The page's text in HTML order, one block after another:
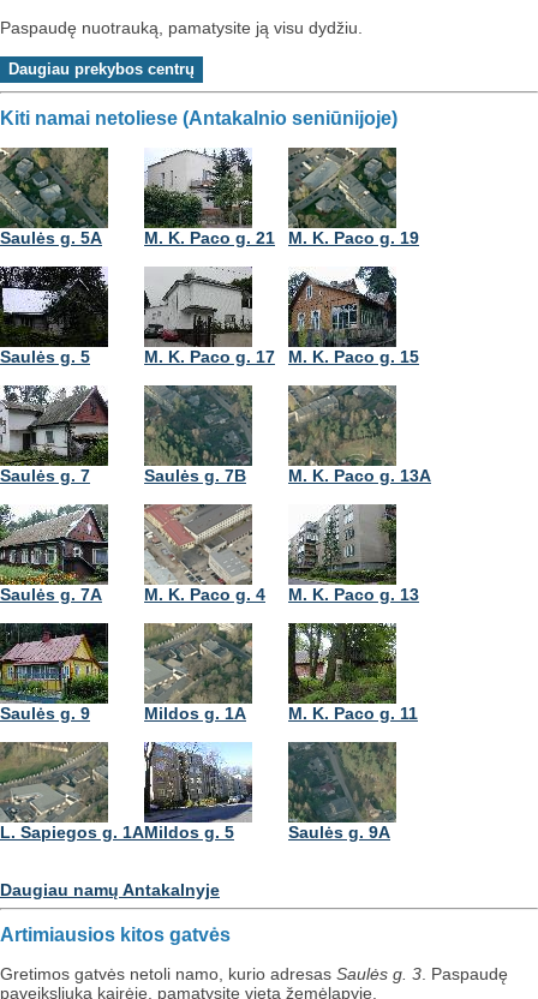
Paspaudę nuotrauką, pamatysite ją visu dydžiu.
Kiti namai netoliese (Antakalnio seniūnijoje)
Saulės g. 5A M. K. Paco g. 21 M. K. Paco g. 19
Saulės g. 5 M. K. Paco g. 17 M. K. Paco g. 15
Saulės g. 7 Saulės g. 7B M. K. Paco g. 13A
Saulės g. 7A M. K. Paco g. 4 M. K. Paco g. 13
Saulės g. 9 Mildos g. 1A M. K. Paco g. 11
L. Sapiegos g. 1AMildos g. 5 Saulės g. 9A
Daugiau namų Antakalnyje
Artimiausios kitos gatvės
Gretimos gatvės netoli namo, kurio adresas Saulės g. 3. Paspaudę
paveiksliuką kairėje, pamatysite vietą žemėlapyje.